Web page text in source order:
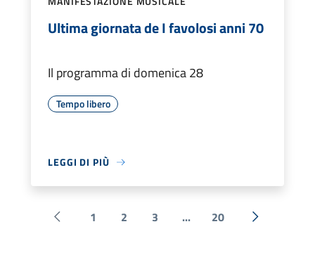
Ultima giornata de I favolosi anni 70
Il programma di domenica 28
Tempo libero
LEGGI DI PIÙ
Pagina precedente
1 2 3 ... 20 Successiva